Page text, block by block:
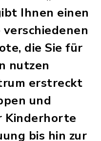
Ihnen einen
die Sie für
nutzen
erstreckt
und
Kinderhorte
bis hin zur